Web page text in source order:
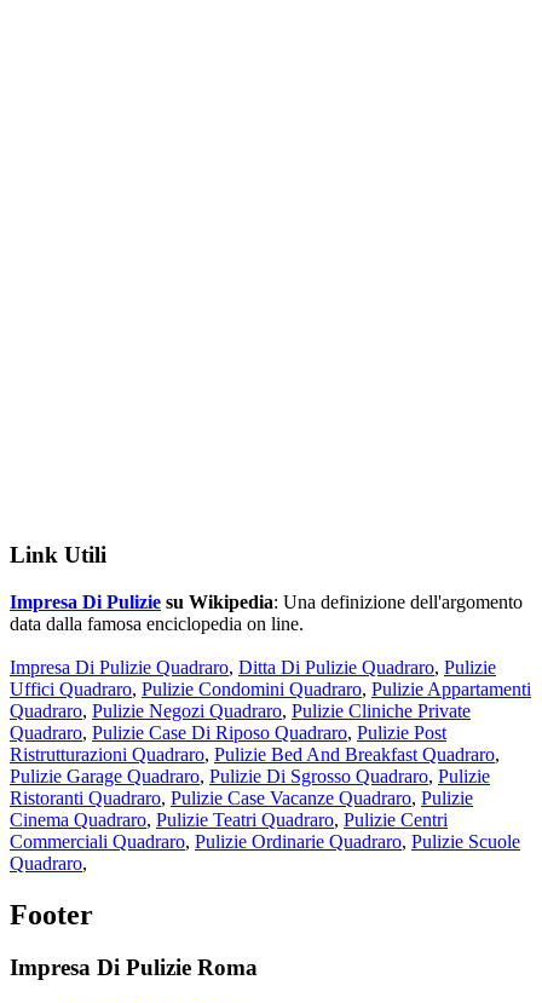
Link Utili
Impresa Di Pulizie su Wikipedia: Una definizione dell'argomento
data dalla famosa enciclopedia on line.
Impresa Di Pulizie Quadraro, Ditta Di Pulizie Quadraro, Pulizie
Uffici Quadraro, Pulizie Condomini Quadraro, Pulizie Appartamenti
Quadraro, Pulizie Negozi Quadraro, Pulizie Cliniche Private
Quadraro, Pulizie Case Di Riposo Quadraro, Pulizie Post
Ristrutturazioni Quadraro, Pulizie Bed And Breakfast Quadraro,
Pulizie Garage Quadraro, Pulizie Di Sgrosso Quadraro, Pulizie
Ristoranti Quadraro, Pulizie Case Vacanze Quadraro, Pulizie
Cinema Quadraro, Pulizie Teatri Quadraro, Pulizie Centri
Commerciali Quadraro, Pulizie Ordinarie Quadraro, Pulizie Scuole
Quadraro,
Footer
Impresa Di Pulizie Roma